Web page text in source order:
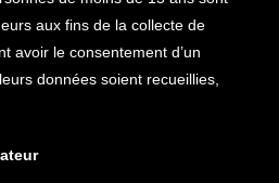
aux fins de la collecte de
avoir le consentement d’un
données soient recueillies,